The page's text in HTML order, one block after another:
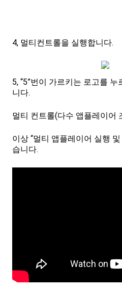
4, 멀티컨트롤을 실행합니다.
5, “5”번이 가르키는 로고를
니다.
멀티 컨트롤(다수 앱플레이어
이상 “멀티 앱플레이어 실행
습니다.